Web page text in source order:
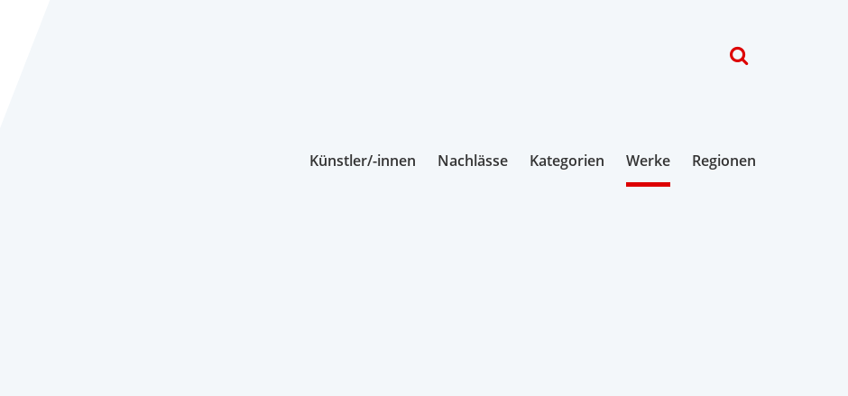
Künstler/-innen Nachlässe Kategorien Werke Regionen